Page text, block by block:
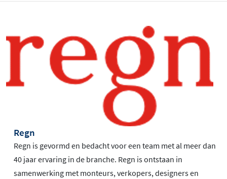
Regn
Regn is gevormd en bedacht voor een team met al meer dan
40 jaar ervaring in de branche. Regn is ontstaan in
samenwerking met monteurs, verkopers, designers en